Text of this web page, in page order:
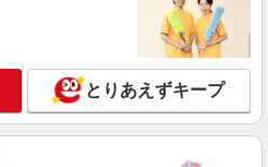
とりあえずキープ